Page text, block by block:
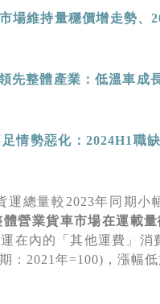
場維持量穩價增走勢、
先整體產業：低溫車成
情勢惡化：2024H1 職
運總量較2023年同期
體營業貨車市場在運載
在內的「其他運費」
：2021年=100)，漲幅